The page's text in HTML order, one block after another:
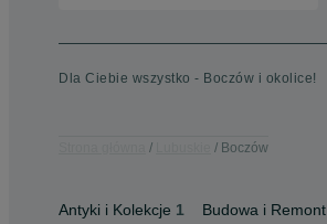
Dla Ciebie wszystko - Boczów i okolice!
Boczów
Antyki i Kolekcje 1 Budowa i Remont